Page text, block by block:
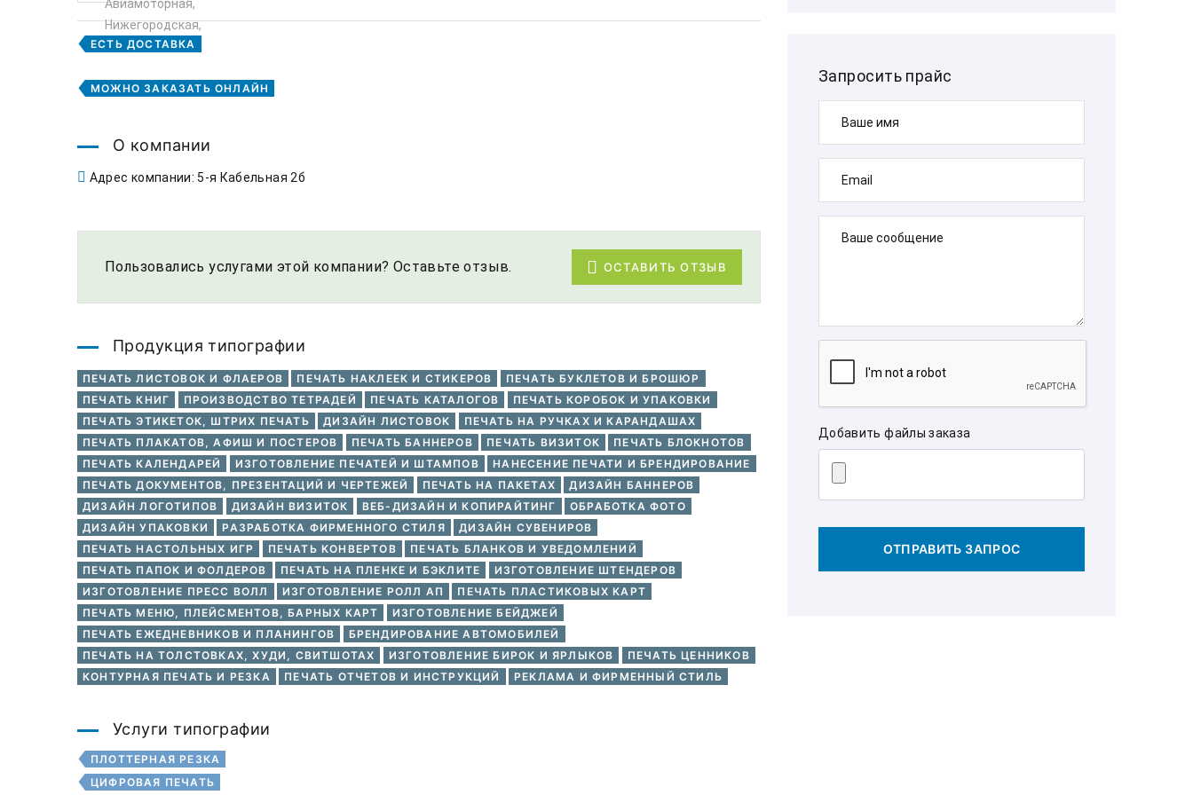
ЕСТЬ ДОСТАВКА
МОЖНО ЗАКАЗАТЬ ОНЛАЙН
О компании
Адрес компании: 5-я Кабельная 2б
Пользовались услугами этой компании? Оставьте отзыв. ОСТАВИТЬ ОТЗЫВ
Продукция типографии
ПЕЧАТЬ ЛИСТОВОК И ФЛАЕРОВ ПЕЧАТЬ НАКЛЕЕК И СТИКЕРОВ
ПЕЧАТЬ БУКЛЕТОВ И БРОШЮР
ПЕЧАТЬ КНИГ
ПРОИЗВОДСТВО ТЕТРАДЕЙ ПЕЧАТЬ КАТАЛОГОВ
ПЕЧАТЬ КОРОБОК И УПАКОВКИ
ПЕЧАТЬ ЭТИКЕТОК, ШТРИХ ПЕЧАТЬ
ДИЗАЙН ЛИСТОВОК
ПЕЧАТЬ НА РУЧКАХ И КАРАНДАШАХ
ПЕЧАТЬ ПЛАКАТОВ, АФИШ И ПОСТЕРОВ
ПЕЧАТЬ БАННЕРОВ ПЕЧАТЬ ВИЗИТОК
ПЕЧАТЬ БЛОКНОТОВ
ПЕЧАТЬ КАЛЕНДАРЕЙ
ИЗГОТОВЛЕНИЕ ПЕЧАТЕЙ И ШТАМПОВ
НАНЕСЕНИЕ ПЕЧАТИ И БРЕНДИРОВАНИЕ
ПЕЧАТЬ ДОКУМЕНТОВ, ПРЕЗЕНТАЦИЙ И ЧЕРТЕЖЕЙ
ПЕЧАТЬ НА ПАКЕТАХ
ДИЗАЙН БАННЕРОВ
ДИЗАЙН ЛОГОТИПОВ
ДИЗАЙН ВИЗИТОК ВЕБ-ДИЗАЙН И КОПИРАЙТИНГ
ОБРАБОТКА ФОТО
ДИЗАЙН УПАКОВКИ
РАЗРАБОТКА ФИРМЕННОГО СТИЛЯ
ДИЗАЙН СУВЕНИРОВ
ПЕЧАТЬ НАСТОЛЬНЫХ ИГР
ПЕЧАТЬ КОНВЕРТОВ
ПЕЧАТЬ БЛАНКОВ И УВЕДОМЛЕНИЙ
ПЕЧАТЬ ПАПОК И ФОЛДЕРОВ
ПЕЧАТЬ НА ПЛЕНКЕ И БЭКЛИТЕ
ИЗГОТОВЛЕНИЕ ШТЕНДЕРОВ
ИЗГОТОВЛЕНИЕ ПРЕСС ВОЛЛ
ИЗГОТОВЛЕНИЕ РОЛЛ АП
ПЕЧАТЬ ПЛАСТИКОВЫХ КАРТ
ПЕЧАТЬ МЕНЮ, ПЛЕЙСМЕНТОВ, БАРНЫХ КАРТ
ИЗГОТОВЛЕНИЕ БЕЙДЖЕЙ
ПЕЧАТЬ ЕЖЕДНЕВНИКОВ И ПЛАНИНГОВ
БРЕНДИРОВАНИЕ АВТОМОБИЛЕЙ
ПЕЧАТЬ НА ТОЛСТОВКАХ, ХУДИ, СВИТШОТАХ
ИЗГОТОВЛЕНИЕ БИРОК И ЯРЛЫКОВ
ПЕЧАТЬ ЦЕННИКОВ
КОНТУРНАЯ ПЕЧАТЬ И РЕЗКА
ПЕЧАТЬ ОТЧЕТОВ И ИНСТРУКЦИЙ РЕКЛАМА И ФИРМЕННЫЙ СТИЛЬ
Услуги типографии
ПЛОТТЕРНАЯ РЕЗКА
ЦИФРОВАЯ ПЕЧАТЬ
Запросить прайс
Ваше имя
Email
Ваше сообщение
Добавить файлы заказа
ОТПРАВИТЬ ЗАПРОС